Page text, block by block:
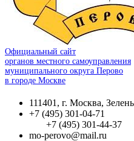
Официальный сайт
органов местного самоуправления
муниципального округа Перово
в городе Москве
111401, г. Москва,
+7 (495) 301-04-71
+7 (495) 301-44-37
mo-perovo@mail.ru